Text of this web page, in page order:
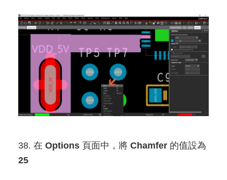
38. 在 Options頁面中，將 Chamfer的值設為
25